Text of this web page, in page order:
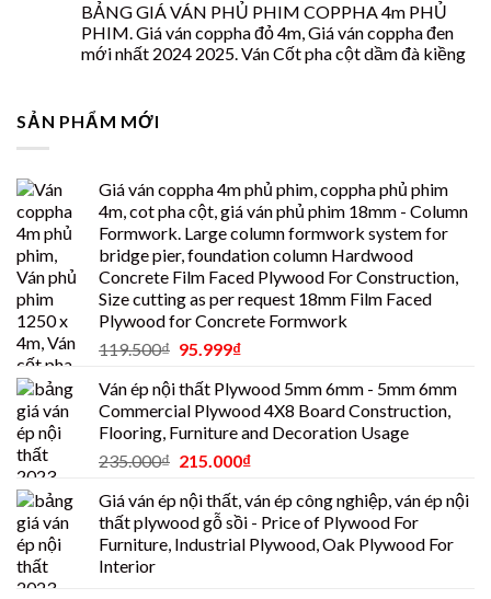
BẢNG GIÁ VÁN PHỦ PHIM COPPHA 4m PHỦ
PHIM. Giá ván coppha đỏ 4m, Giá ván coppha đen
mới nhất 2024 2025. Ván Cốt pha cột dầm đà kiềng
SẢN PHẨM MỚI
Giá ván coppha 4m phủ phim, coppha phủ phim
4m, cot pha cột, giá ván phủ phim 18mm - Column
Formwork. Large column formwork system for
bridge pier, foundation column Hardwood
Concrete Film Faced Plywood For Construction,
Size cutting as per request 18mm Film Faced
Plywood for Concrete Formwork
119.500₫ 95.999₫
Ván ép nội thất Plywood 5mm 6mm - 5mm 6mm
Commercial Plywood 4X8 Board Construction,
Flooring, Furniture and Decoration Usage
235.000₫ 215.000₫
Giá ván ép nội thất, ván ép công nghiệp, ván ép nội
thất plywood gỗ sồi - Price of Plywood For
Furniture, Industrial Plywood, Oak Plywood For
Interior